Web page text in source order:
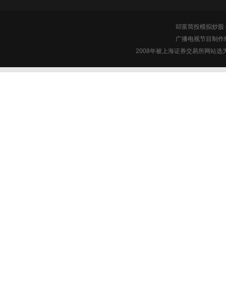
叩富简投模拟炒
广播电视节目制
2008年被上海证券交易所网站选